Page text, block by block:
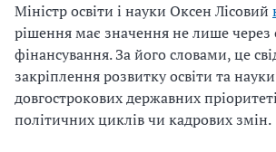
Міністр освіти і науки Оксен Лісовий
рішення має значення не лише через
фінансування. За його словами, це
закріплення розвитку освіти та
довгострокових державних
політичних циклів чи кадрових змін.